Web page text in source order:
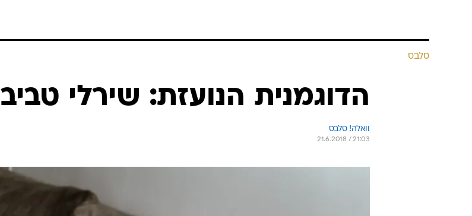
סלבס
הדוגמנית הנועזת: שירלי טביב
וואלה! סלבס
21.6.2018 / 21:03